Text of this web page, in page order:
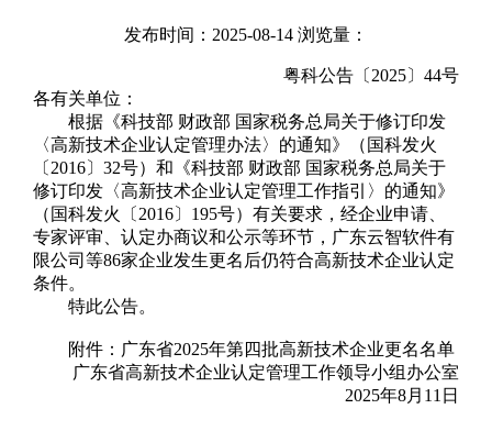
发布时间：2025-08-14 浏览量：
粤科公告〔2025〕44号
各有关单位：
根据《科技部 财政部 国家税务总局关于修订印发
〈高新技术企业认定管理办法〉的通知》（国科发火
〔2016〕32号）和《科技部 财政部 国家税务总局关于
修订印发〈高新技术企业认定管理工作指引〉的通知》
（国科发火〔2016〕195号）有关要求，经企业申请、
专家评审、认定办商议和公示等环节，广东云智软件有
限公司等86家企业发生更名后仍符合高新技术企业认定
条件。
特此公告。
附件： 广东省2025年第四批高新技术企业更名名单
广东省高新技术企业认定管理工作领导小组办公室
2025年8月11日